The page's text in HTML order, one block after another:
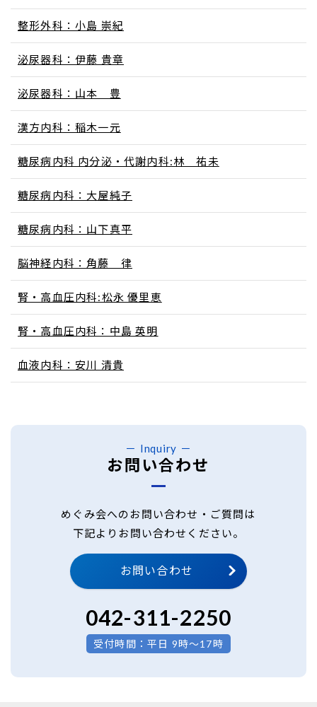
整形外科：小島 崇紀
泌尿器科：伊藤 貴章
泌尿器科：山本 豊
漢方内科：稲木一元
糖尿病内科 内分泌・代謝内科:林 祐未
糖尿病内科：大屋純子
糖尿病内科：山下真平
脳神経内科：角藤 律
腎・高血圧内科:松永 優里恵
腎・高血圧内科：中島 英明
血液内科：安川 清貴
Inquiry
お問い合わせ
めぐみ会へのお問い合わせ・ご質問は
下記よりお問い合わせください。
お問い合わせ
042-311-2250
受付時間：平日 9時～17時